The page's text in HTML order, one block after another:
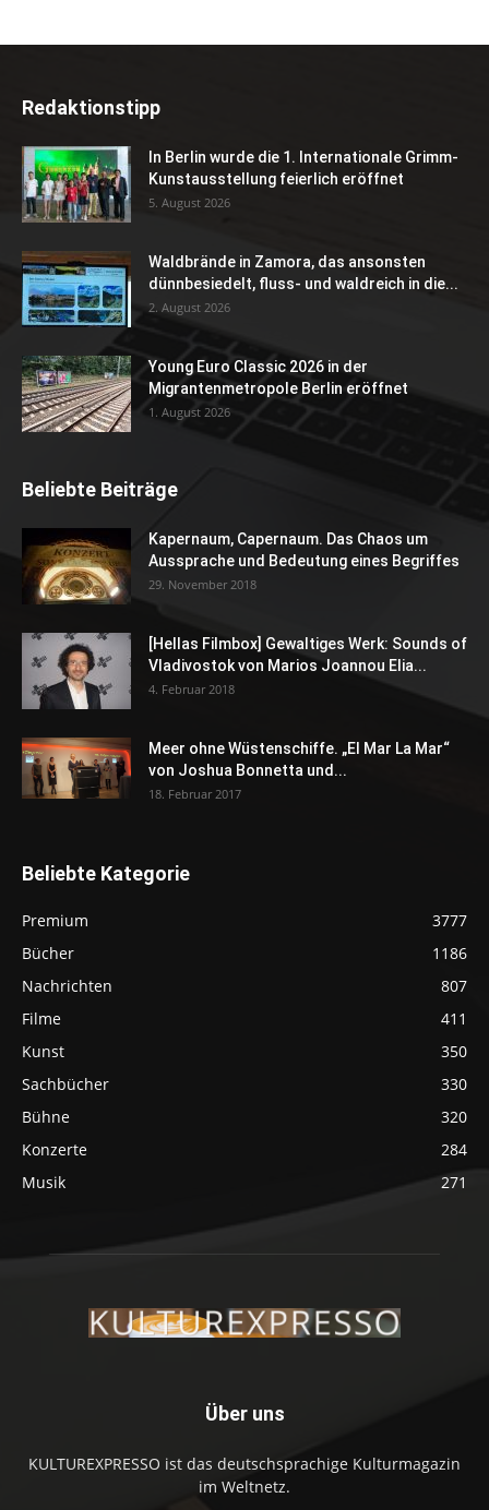
Redaktionstipp
In Berlin wurde die 1. Internationale Grimm-
Kunstausstellung feierlich eröffnet
5. August 2026
Waldbrände in Zamora, das ansonsten
dünnbesiedelt, fluss- und waldreich in die...
2. August 2026
Young Euro Classic 2026 in der
Migrantenmetropole Berlin eröffnet
1. August 2026
Beliebte Beiträge
Kapernaum, Capernaum. Das Chaos um
Aussprache und Bedeutung eines Begriffes
29. November 2018
[Hellas Filmbox] Gewaltiges Werk: Sounds of
Vladivostok von Marios Joannou Elia...
4. Februar 2018
Meer ohne Wüstenschiffe. „El Mar La Mar“
von Joshua Bonnetta und...
18. Februar 2017
Beliebte Kategorie
Premium
3777
Bücher
1186
Nachrichten
807
Filme
411
Kunst
350
Sachbücher
330
Bühne
320
Konzerte
284
Musik
271
Über uns
KULTUREXPRESSO ist das deutschsprachige Kulturmagazin
im Weltnetz.